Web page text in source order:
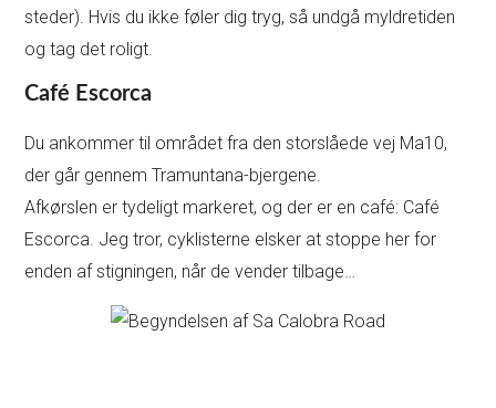
steder). Hvis du ikke føler dig tryg, så undgå myldretiden
og tag det roligt.
Café Escorca
Du ankommer til området fra den storslåede vej Ma10,
der går gennem Tramuntana-bjergene.
Afkørslen er tydeligt markeret, og der er en café: Café
Escorca. Jeg tror, cyklisterne elsker at stoppe her for
enden af stigningen, når de vender tilbage…